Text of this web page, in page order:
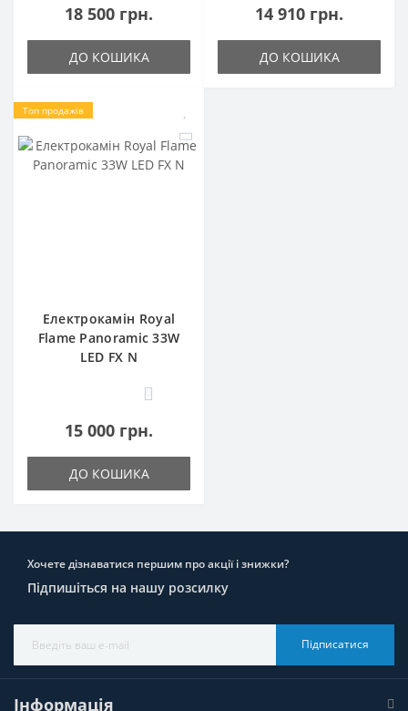
18 500 грн.
ДО КОШИКА
14 910 грн.
ДО КОШИКА
Топ продажів
Електрокамін Royal
Flame Panoramic 33W
LED FX N
0
15 000 грн.
ДО КОШИКА
Хочете дізнаватися першим про акції і знижки?
Підпишіться на нашу розсилку
Підписатися
Інформація